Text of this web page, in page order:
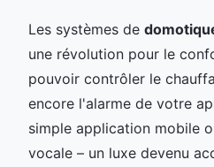
Les systèmes de
une révolution pour le
pouvoir contrôler le
encore l'alarme de votre
simple application mobile
vocale – un luxe devenu